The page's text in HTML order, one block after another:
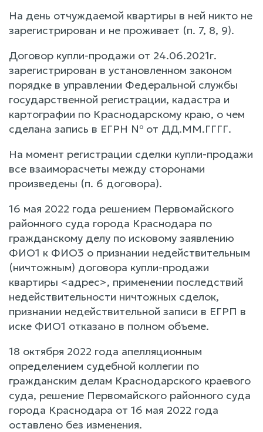
На день отчуждаемой квартиры в ней никто не
зарегистрирован и не проживает (п. 7, 8, 9).
Договор купли-продажи от 24.06.2021г.
зарегистрирован в установленном законом
порядке в управлении Федеральной службы
государственной регистрации, кадастра и
картографии по Краснодарскому краю, о чем
сделана запись в ЕГРН № от ДД.ММ.ГГГГ.
На момент регистрации сделки купли-продажи
все взаиморасчеты между сторонами
произведены (п. 6 договора).
16 мая 2022 года решением Первомайского
районного суда города Краснодара по
гражданскому делу по исковому заявлению
ФИО1 к ФИО3 о признании недействительным
(ничтожным) договора купли-продажи
квартиры <адрес>, применении последствий
недействительности ничтожных сделок,
признании недействительной записи в ЕГРП в
иске ФИО1 отказано в полном объеме.
18 октября 2022 года апелляционным
определением судебной коллегии по
гражданским делам Краснодарского краевого
суда, решение Первомайского районного суда
города Краснодара от 16 мая 2022 года
оставлено без изменения.